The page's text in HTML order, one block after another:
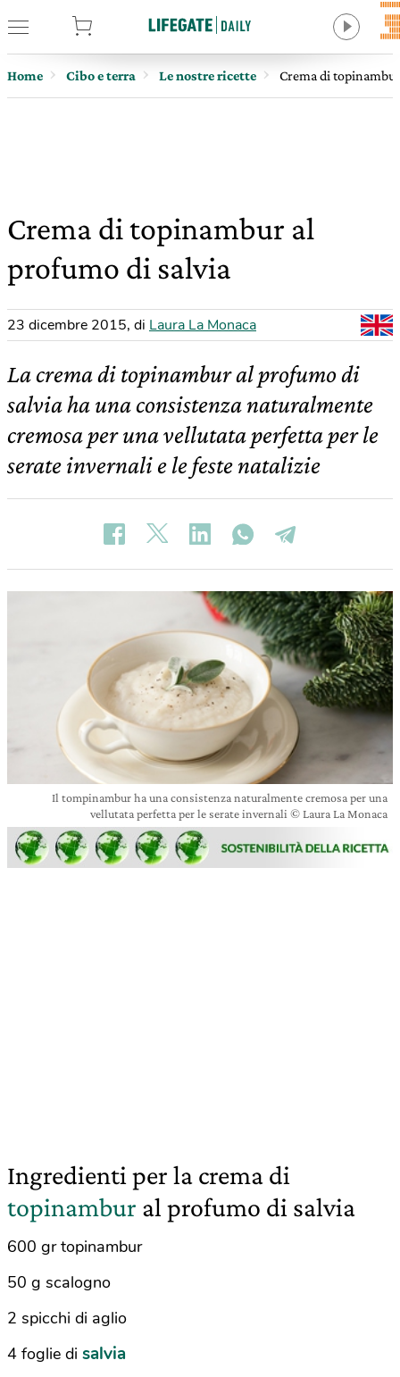
Home Cibo e terra Le nostre ricette Crema di
Crema di topinambur al
profumo di salvia
23 dicembre 2015, di Laura La Monaca
La crema di topinambur al profumo di
salvia ha una consistenza naturalmente
cremosa per una vellutata perfetta per le
serate invernali e le feste natalizie
Il tompinambur ha una consistenza naturalmente cremosa per una
vellutata perfetta per le serate invernali © Laura La Monaca
Ingredienti per la crema di
topinambur al profumo di salvia
600 gr topinambur
50 g scalogno
2 spicchi di aglio
4 foglie di salvia